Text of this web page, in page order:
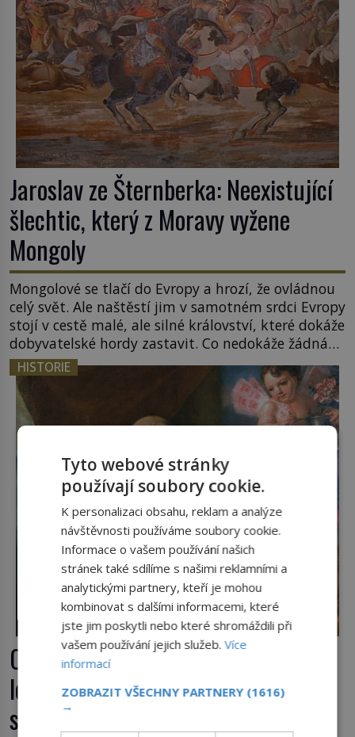
Jaroslav ze Šternberka: Neexistující
šlechtic, který z Moravy vyžene
Mongoly
Mongolové se tlačí do Evropy a hrozí, že ovládnou
celý svět. Ale naštěstí jim v samotném srdci Evropy
stojí v cestě malé, ale silné království, které dokáže
dobyvatelské hordy zastavit. Co nedokáže žádná
z asijských říší, co nedokážou Němci – to dokáže
český král. Nebo že by ne? Mongolové od roku 1223
postupují podél Kaspického a Azovského moře, […]
HISTORIE
Casanova v Pobaltí: Co měl
legendární svůdník společného se
svobodnými zednáři?
Tyto webové stránky
používají soubory cookie.
K personalizaci obsahu, reklam a analýze
návštěvnosti používáme soubory cookie.
Informace o vašem používání našich
stránek také sdílíme s našimi reklamními a
analytickými partnery, kteří je mohou
kombinovat s dalšími informacemi, které
jste jim poskytli nebo které shromáždili při
vašem používání jejich služeb.Více
informací
ZOBRAZIT VŠECHNY PARTNERY (1616)
→